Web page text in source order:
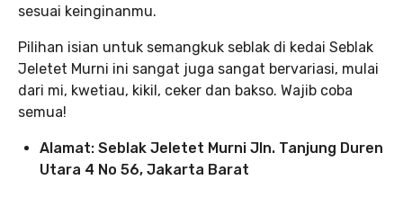
sesuai keinginanmu.
Pilihan isian untuk semangkuk seblak di kedai Seblak
Jeletet Murni ini sangat juga sangat bervariasi, mulai
dari mi, kwetiau, kikil, ceker dan bakso. Wajib coba
semua!
Alamat: Seblak Jeletet Murni Jln. Tanjung Duren
Utara 4 No 56, Jakarta Barat